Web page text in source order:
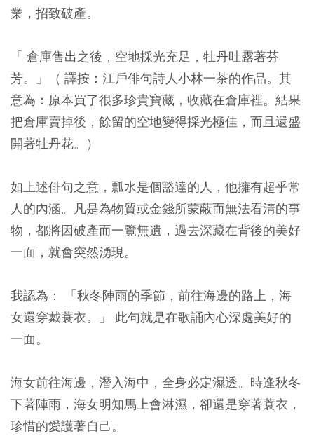
業，招致破產。
「 倉庫售出之後，空地採光充足，牡丹吐露著芬
芳。」
（ 譯按：江戶俳句詩人小林一茶的作品。其
意為：原本買了很多珍貴寶藏，收藏在倉庫裡。結果
把倉庫賣掉後，餘留的空地變得採光極佳，而且還盛
開著牡丹花。）
如上述俳句之意，瓢水是個豁達的人，他擁有超乎常
人的內涵。凡是為物質或金錢所蒙蔽而無法看清的事
物，都將因破產而一覽無遺，過去深藏在背後的美好
一面，就會突然湧現。
我認為： 「秋冬陣雨的季節，前往海邊的路上，海
女還穿戴蓑衣。」 此句就是在歌誦內心深處美好的
一面。
海女前往海邊，潛入海中，全身必定濕透。時逢秋冬
下著陣雨，海女明知馬上會淋濕，卻還是穿著蓑衣，
珍惜的愛護著自己。